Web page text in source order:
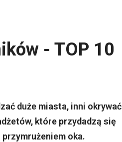
- TOP 10
duże miasta, inni okrywać
które przydadzą się
oka.